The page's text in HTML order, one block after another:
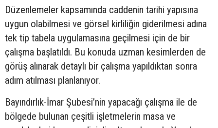
Düzenlemeler kapsamında caddenin tarihi yapısına
uygun olabilmesi ve görsel kirliliğin giderilmesi adına
tek tip tabela uygulamasına geçilmesi için de bir
çalışma başlatıldı. Bu konuda uzman kesimlerden de
görüş alınarak detaylı bir çalışma yapıldıktan sonra
adım atılması planlanıyor.
Bayındırlık-İmar Şubesi’nin yapacağı çalışma ile de
bölgede bulunan çeşitli işletmelerin masa ve